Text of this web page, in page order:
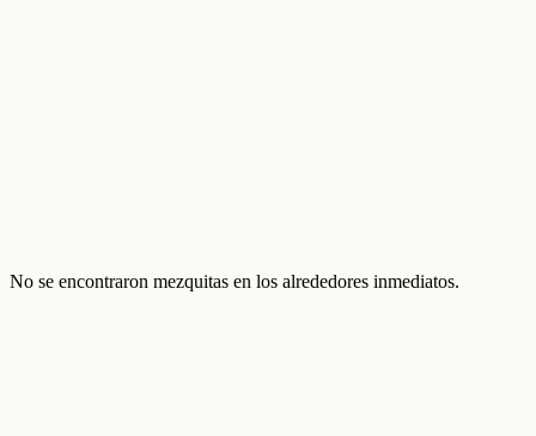
No se encontraron mezquitas en los alrededores inmediatos.